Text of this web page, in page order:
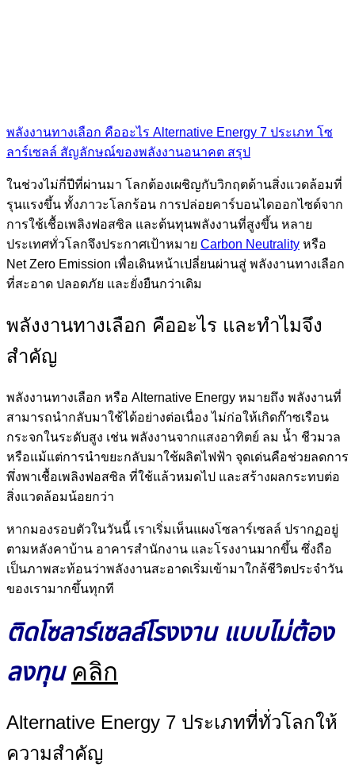
พลังงานทางเลือก คืออะไร Alternative Energy 7 ประเภท โซ
ลาร์เซลล์ สัญลักษณ์ของพลังงานอนาคต สรุป
ในช่วงไม่กี่ปีที่ผ่านมา โลกต้องเผชิญกับวิกฤตด้านสิ่งแวดล้อมที่
รุนแรงขึ้น ทั้งภาวะโลกร้อน การปล่อยคาร์บอนไดออกไซด์จาก
การใช้เชื้อเพลิงฟอสซิล และต้นทุนพลังงานที่สูงขึ้น หลาย
ประเทศทั่วโลกจึงประกาศเป้าหมาย Carbon Neutrality หรือ
Net Zero Emission เพื่อเดินหน้าเปลี่ยนผ่านสู่ พลังงานทางเลือก
ที่สะอาด ปลอดภัย และยั่งยืนกว่าเดิม
พลังงานทางเลือก คืออะไร และทำไมจึง
สำคัญ
พลังงานทางเลือก หรือ Alternative Energy หมายถึง พลังงานที่
สามารถนำกลับมาใช้ได้อย่างต่อเนื่อง ไม่ก่อให้เกิดก๊าซเรือน
กระจกในระดับสูง เช่น พลังงานจากแสงอาทิตย์ ลม น้ำ ชีวมวล
หรือแม้แต่การนำขยะกลับมาใช้ผลิตไฟฟ้า จุดเด่นคือช่วยลดการ
พึ่งพาเชื้อเพลิงฟอสซิล ที่ใช้แล้วหมดไป และสร้างผลกระทบต่อ
สิ่งแวดล้อมน้อยกว่า
หากมองรอบตัวในวันนี้ เราเริ่มเห็นแผงโซลาร์เซลล์ ปรากฏอยู่
ตามหลังคาบ้าน อาคารสำนักงาน และโรงงานมากขึ้น ซึ่งถือ
เป็นภาพสะท้อนว่าพลังงานสะอาดเริ่มเข้ามาใกล้ชีวิตประจำวัน
ของเรามากขึ้นทุกที
ติดโซลาร์เซลล์โรงงาน แบบไม่ต้อง
ลงทุน คลิก
Alternative Energy 7 ประเภทที่ทั่วโลกให้
ความสำคัญ